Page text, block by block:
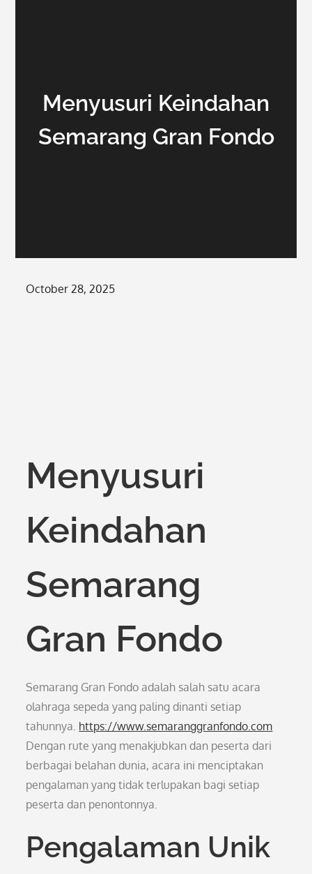
Menyusuri Keindahan
Semarang Gran Fondo
Posted
October 28, 2025
Menyusuri
Keindahan
Semarang
Gran Fondo
Semarang Gran Fondo adalah salah satu acara
olahraga sepeda yang paling dinanti setiap
tahunnya. https://www.semaranggranfondo.com
Dengan rute yang menakjubkan dan peserta dari
berbagai belahan dunia, acara ini menciptakan
pengalaman yang tidak terlupakan bagi setiap
peserta dan penontonnya.
Pengalaman Unik